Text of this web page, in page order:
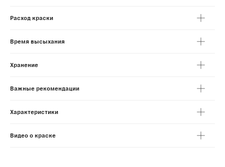
Расход краски
Время высыхания
Хранение
Важные рекомендации
Характеристики
Видео о краске